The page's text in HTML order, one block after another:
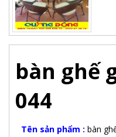
bàn ghế
044
Tên sản phẩm : bàn